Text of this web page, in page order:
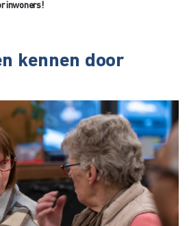
inwoners!
kennen door